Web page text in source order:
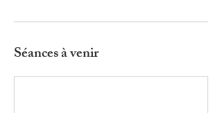
Séances à venir